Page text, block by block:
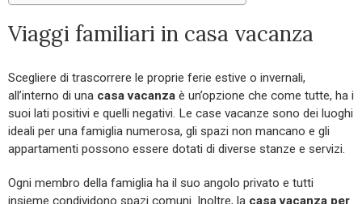
Viaggi familiari in casa vacanza
Scegliere di trascorrere le proprie ferie estive o invernali,
all’interno di una casa vacanza è un’opzione che come tutte, ha i
suoi lati positivi e quelli negativi. Le case vacanze sono dei luoghi
ideali per una famiglia numerosa, gli spazi non mancano e gli
appartamenti possono essere dotati di diverse stanze e servizi.
Ogni membro della famiglia ha il suo angolo privato e tutti
insieme condividono spazi comuni. Inoltre, la casa vacanza per